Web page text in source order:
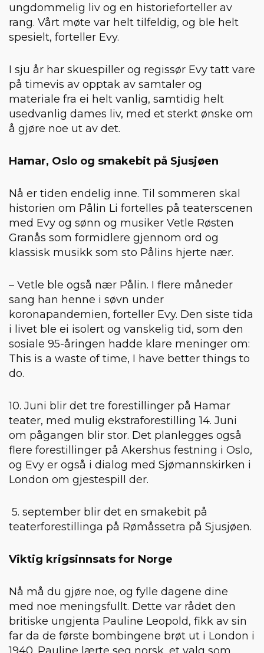
ungdommelig liv og en historieforteller av
rang. Vårt møte var helt tilfeldig, og ble helt
spesielt, forteller Evy.
I sju år har skuespiller og regissør Evy tatt vare
på timevis av opptak av samtaler og
materiale fra ei helt vanlig, samtidig helt
usedvanlig dames liv, med et sterkt ønske om
å gjøre noe ut av det.
Hamar, Oslo og smakebit på Sjusjøen
Nå er tiden endelig inne. Til sommeren skal
historien om Pålin Li fortelles på teaterscenen
med Evy og sønn og musiker Vetle Røsten
Granås som formidlere gjennom ord og
klassisk musikk som sto Pålins hjerte nær.
– Vetle ble også nær Pålin. I flere måneder
sang han henne i søvn under
koronapandemien, forteller Evy. Den siste tida
i livet ble ei isolert og vanskelig tid, som den
sosiale 95-åringen hadde klare meninger om:
This is a waste of time, I have better things to
do.
10. Juni blir det tre forestillinger på Hamar
teater, med mulig ekstraforestilling 14. Juni
om pågangen blir stor. Det planlegges også
flere forestillinger på Akershus festning i Oslo,
og Evy er også i dialog med Sjømannskirken i
London om gjestespill der.
5. september blir det en smakebit på
teaterforestillinga på Rømåssetra på Sjusjøen.
Viktig krigsinnsats for Norge
Nå må du gjøre noe, og fylle dagene dine
med noe meningsfullt. Dette var rådet den
britiske ungjenta Pauline Leopold, fikk av sin
far da de første bombingene brøt ut i London i